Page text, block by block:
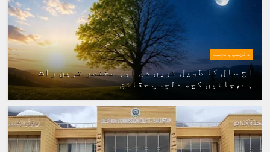
دلچسپ وعجیب
آج سال کا طویل ترین دن اور مختصر ترین رات
ہے،جانیں کچھ دلچسپ حقائق